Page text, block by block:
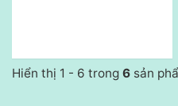
Hiển thị 1 - 6 trong 6 sản